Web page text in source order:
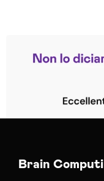
Trustpilot
Brain